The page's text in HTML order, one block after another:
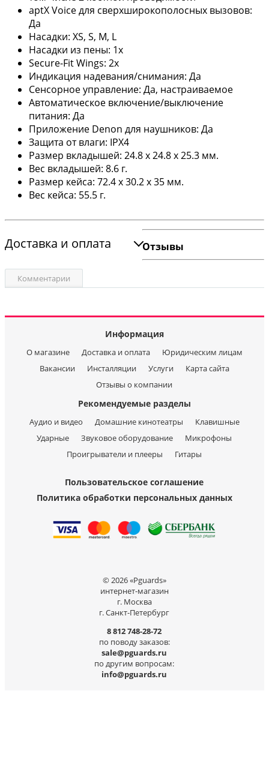
aptX Voice для сверхширокополосных вызовов:
Да
Насадки: XS, S, M, L
Насадки из пены: 1x
Secure-Fit Wings: 2x
Индикация надевания/снимания: Да
Сенсорное управление: Да, настраиваемое
Автоматическое включение/выключение
питания: Да
Приложение Denon для наушников: Да
Защита от влаги: IPX4
Размер вкладышей: 24.8 x 24.8 x 25.3 мм.
Вес вкладышей: 8.6 г.
Размер кейса: 72.4 x 30.2 x 35 мм.
Вес кейса: 55.5 г.
Доставка и оплата Отзывы
Комментарии
Информация
О магазине Доставка и оплата
Юридическим лицам
Вакансии
Инсталляции Услуги
Карта сайта
Отзывы о компании
Рекомендуемые разделы
Аудио и видео Домашние кинотеатры
Клавишные
Ударные
Звуковое оборудование
Микрофоны
Проигрыватели и плееры
Гитары
Пользовательское соглашение
Политика обработки персональных данных
© 2026 «Pguards»
интернет-магазин
г. Москва
г. Санкт-Петербург
8 812 748-28-72
по поводу заказов:
sale@pguards.ru
по другим вопросам:
info@pguards.ru